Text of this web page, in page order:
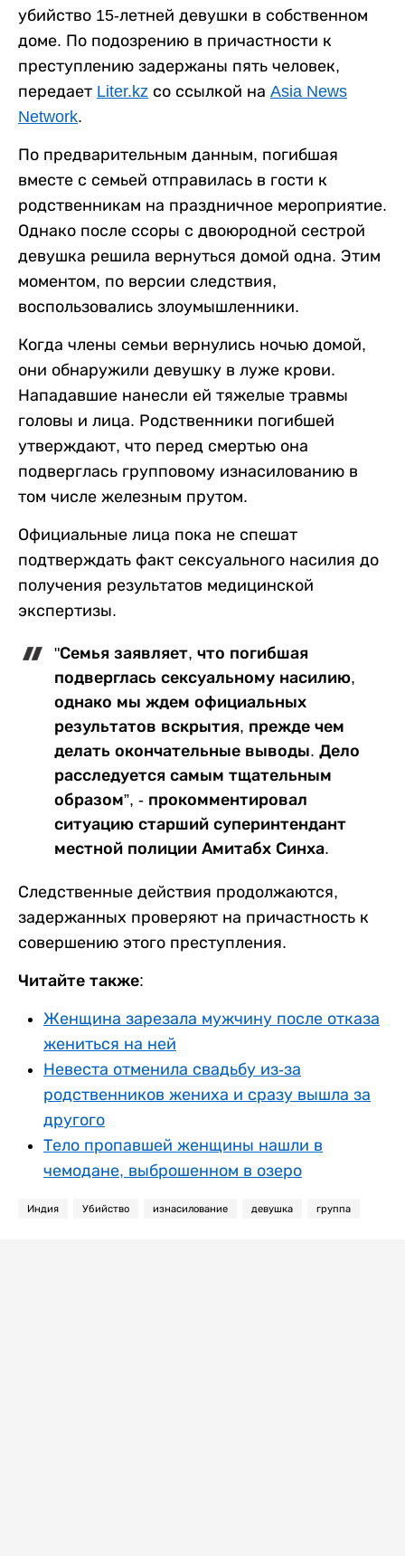
убийство 15-летней девушки в собственном
доме. По подозрению в причастности к
преступлению задержаны пять человек,
передает Liter.kz со ссылкой на Asia News
Network.
По предварительным данным, погибшая
вместе с семьей отправилась в гости к
родственникам на праздничное мероприятие.
Однако после ссоры с двоюродной сестрой
девушка решила вернуться домой одна. Этим
моментом, по версии следствия,
воспользовались злоумышленники.
Когда члены семьи вернулись ночью домой,
они обнаружили девушку в луже крови.
Нападавшие нанесли ей тяжелые травмы
головы и лица. Родственники погибшей
утверждают, что перед смертью она
подверглась групповому изнасилованию в
том числе железным прутом.
Официальные лица пока не спешат
подтверждать факт сексуального насилия до
получения результатов медицинской
экспертизы.
"Семья заявляет, что погибшая
подверглась сексуальному насилию,
однако мы ждем официальных
результатов вскрытия, прежде чем
делать окончательные выводы. Дело
расследуется самым тщательным
образом”, - прокомментировал
ситуацию старший суперинтендант
местной полиции Амитабх Синха.
Следственные действия продолжаются,
задержанных проверяют на причастность к
совершению этого преступления.
Читайте также:
Женщина зарезала мужчину после отказа
жениться на ней
Невеста отменила свадьбу из-за
родственников жениха и сразу вышла за
другого
Тело пропавшей женщины нашли в
чемодане, выброшенном в озеро
Индия Убийство изнасилование девушка группа